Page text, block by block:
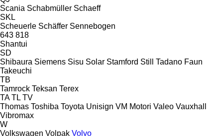
Scania Schabmüller Schaeff
SKL
Scheuerle Schäffer Sennebogen
643 818
Shantui
SD
Shibaura Siemens Sisu Solar Stamford Still
Tadano Faun
Takeuchi
TB
Tamrock Teksan Terex
TA TL TV
Thomas Toshiba Toyota Unisign VM Motori Valeo Vauxhall
Vibromax
W
Volkswagen Volpak Volvo